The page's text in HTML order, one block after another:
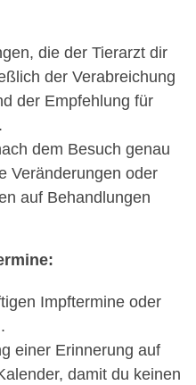
die der Tierarzt dir
der Verabreichung
der Empfehlung für
dem Besuch genau
Veränderungen oder
auf Behandlungen
Impftermine oder
einer Erinnerung auf
damit du keinen